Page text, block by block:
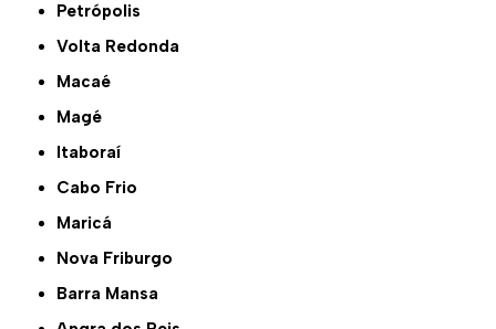
Petrópolis
Volta Redonda
Macaé
Magé
Itaboraí
Cabo Frio
Maricá
Nova Friburgo
Barra Mansa